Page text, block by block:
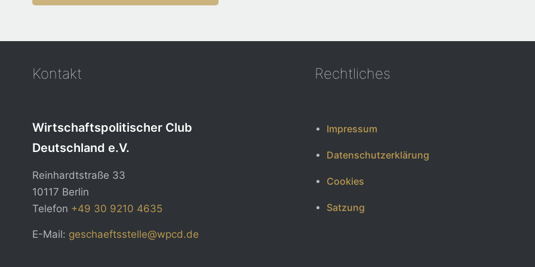
Kontakt
Wirtschaftspolitischer Club
Deutschland e.V.
Reinhardtstraße 33
10117 Berlin
Telefon +49 30 9210 4635
E-Mail: geschaeftsstelle@wpcd.de
Rechtliches
Impressum
Datenschutzerklärung
Cookies
Satzung